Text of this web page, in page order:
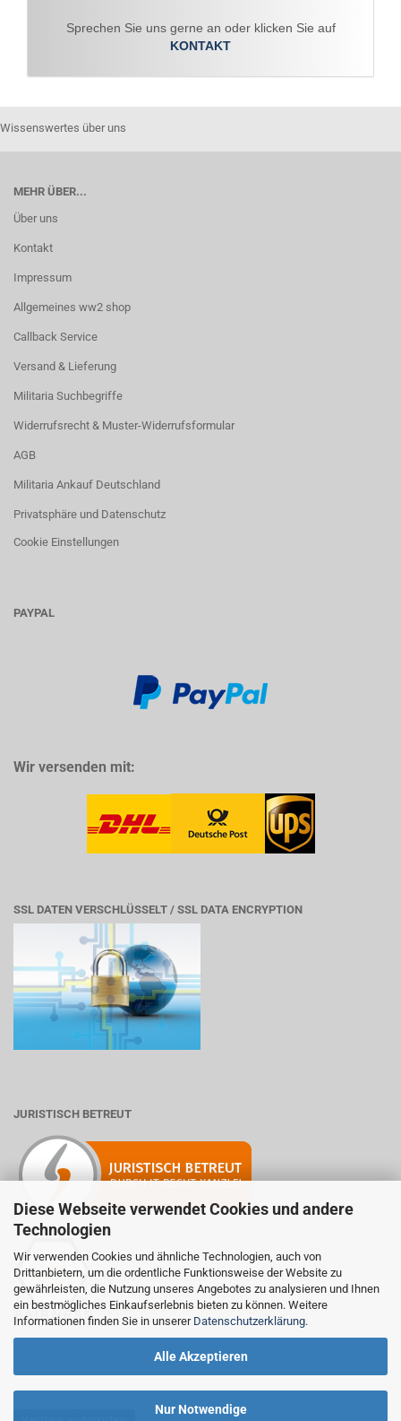
Diese Webseite verwendet Cookies und andere
Technologien
Wir verwenden Cookies und ähnliche Technologien, auch von
Drittanbietern, um die ordentliche Funktionsweise der Website zu
gewährleisten, die Nutzung unseres Angebotes zu analysieren und Ihnen
ein bestmögliches Einkaufserlebnis bieten zu können. Weitere
Informationen finden Sie in unserer Datenschutzerklärung.
Alle Akzeptieren
Nur Notwendige
Sprechen Sie uns gerne an oder klicken Sie auf
KONTAKT
Wissenswertes über uns
MEHR ÜBER...
Über uns
Kontakt
Impressum
Allgemeines ww2 shop
Callback Service
Versand & Lieferung
Militaria Suchbegriffe
Widerrufsrecht & Muster-Widerrufsformular
AGB
Militaria Ankauf Deutschland
Privatsphäre und Datenschutz
Cookie Einstellungen
PAYPAL
Wir versenden mit:
SSL DATEN VERSCHLÜSSELT / SSL DATA ENCRYPTION
JURISTISCH BETREUT
Mitglied der Initiative "Fairness im Handel".
Informationen zur Initiative:
https://www.fairness-im-handel.de